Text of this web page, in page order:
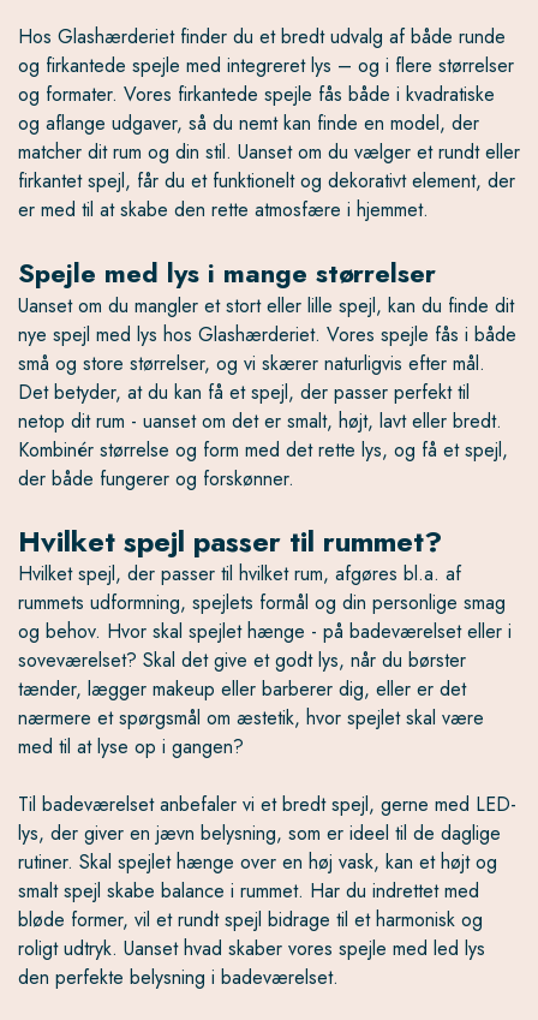
Hos Glashærderiet finder du et bredt udvalg af både runde
og firkantede spejle med integreret lys – og i flere størrelser
og formater. Vores firkantede spejle fås både i kvadratiske
og aflange udgaver, så du nemt kan finde en model, der
matcher dit rum og din stil. Uanset om du vælger et rundt eller
firkantet spejl, får du et funktionelt og dekorativt element, der
er med til at skabe den rette atmosfære i hjemmet.
Spejle med lys i mange størrelser
Uanset om du mangler et stort eller lille spejl, kan du finde dit
nye spejl med lys hos Glashærderiet. Vores spejle fås i både
små og store størrelser, og vi skærer naturligvis efter mål.
Det betyder, at du kan få et spejl, der passer perfekt til
netop dit rum - uanset om det er smalt, højt, lavt eller bredt.
Kombinér størrelse og form med det rette lys, og få et spejl,
der både fungerer og forskønner.
Hvilket spejl passer til rummet?
Hvilket spejl, der passer til hvilket rum, afgøres bl.a. af
rummets udformning, spejlets formål og din personlige smag
og behov. Hvor skal spejlet hænge - på badeværelset eller i
soveværelset? Skal det give et godt lys, når du børster
tænder, lægger makeup eller barberer dig, eller er det
nærmere et spørgsmål om æstetik, hvor spejlet skal være
med til at lyse op i gangen?
Til badeværelset anbefaler vi et bredt spejl, gerne med LED-
lys, der giver en jævn belysning, som er ideel til de daglige
rutiner. Skal spejlet hænge over en høj vask, kan et højt og
smalt spejl skabe balance i rummet. Har du indrettet med
bløde former, vil et rundt spejl bidrage til et harmonisk og
roligt udtryk. Uanset hvad skaber vores spejle med led lys
den perfekte belysning i badeværelset.